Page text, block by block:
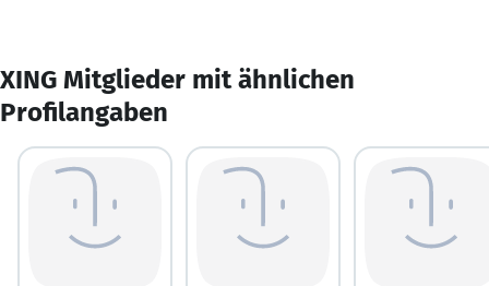
XING Mitglieder mit ähnlichen
Profilangaben